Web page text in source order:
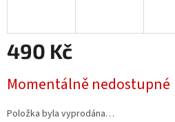
490 Kč
cena:
Momentálně nedostupné
Položka byla vyprodána…